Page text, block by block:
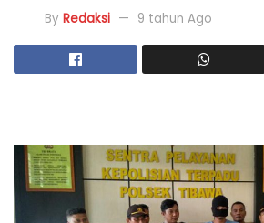
By Redaksi 9 tahun Ago